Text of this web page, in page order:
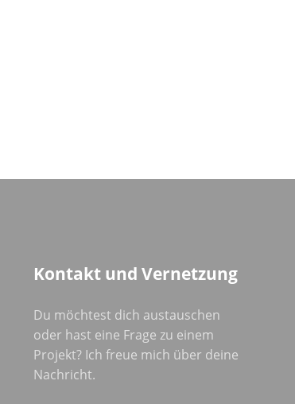
Kontakt und Vernetzung
Du möchtest dich austauschen
oder hast eine Frage zu einem
Projekt? Ich freue mich über deine
Nachricht.